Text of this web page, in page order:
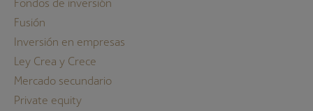
Fusión
Inversión en empresas
Ley Crea y Crece
Mercado secundario
Private equity